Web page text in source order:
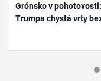
Grónsko v
Trumpa chystá vrty